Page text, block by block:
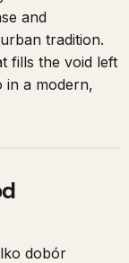
and
tradition.
fills the void left
in a modern,
dobór